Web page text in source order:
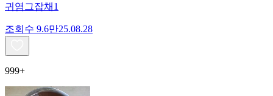
귀염그잡채1
조회수 9.6만25.08.28
999+